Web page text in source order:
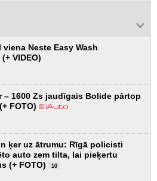
Neste Easy Wash
VIDEO)
– 1600 Zs jaudīgais Bolide pārtop
FOTO)
ķer uz ātrumu: Rīgā policisti
auto zem tilta, lai pieķertu
(+ FOTO)
10